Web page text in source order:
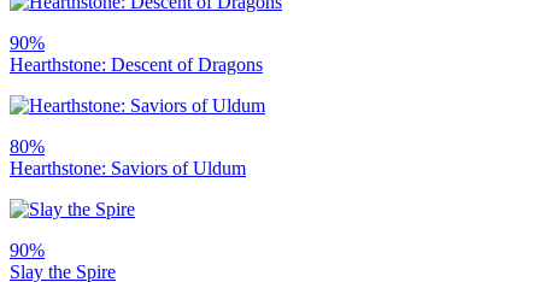
90%
Hearthstone: Descent of Dragons
80%
Hearthstone: Saviors of Uldum
90%
Slay the Spire